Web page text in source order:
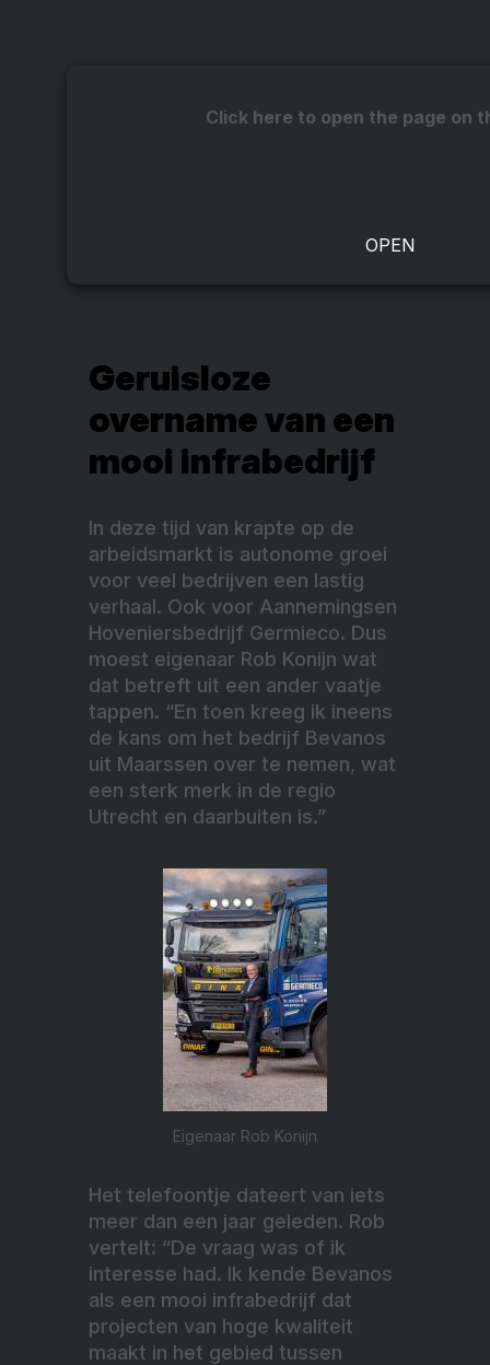
Click here to open the page on
Geruisloze
overname van een
mooi infrabedrijf
In deze tijd van krapte op de
arbeidsmarkt is autonome groei
voor veel bedrijven een lastig
verhaal. Ook voor Aannemingsen
Hoveniersbedrijf Germieco. Dus
moest eigenaar Rob Konijn wat
dat betreft uit een ander vaatje
tappen. “En toen kreeg ik ineens
de kans om het bedrijf Bevanos
uit Maarssen over te nemen, wat
een sterk merk in de regio
Utrecht en daarbuiten is.”
Eigenaar Rob Konijn
Het telefoontje dateert van iets
meer dan een jaar geleden. Rob
vertelt: “De vraag was of ik
interesse had. Ik kende Bevanos
als een mooi infrabedrijf dat
projecten van hoge kwaliteit
maakt in het gebied tussen